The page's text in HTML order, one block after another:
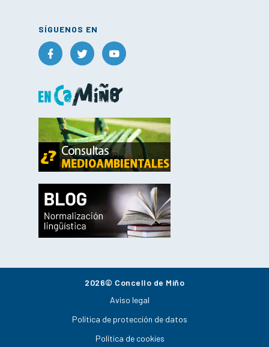
SÍGUENOS EN
2026© Concello de Miño
Aviso legal
Política de protección de datos
Política de cookies